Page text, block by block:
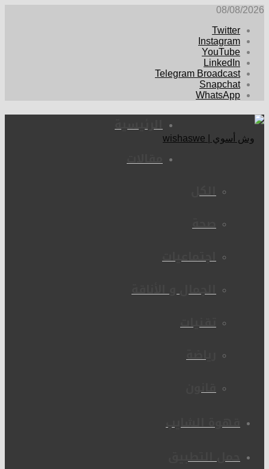
08/08/2026
Twitter
Instagram
YouTube
LinkedIn
Telegram Broadcast
Snapchat
WhatsApp
الرئيسية
مقالات
الكل
صحة
اجتماعيات
الجمال و الأناقة
تقنيات
رياضة
قانون
قهوة الشايب
حمل التطبيق